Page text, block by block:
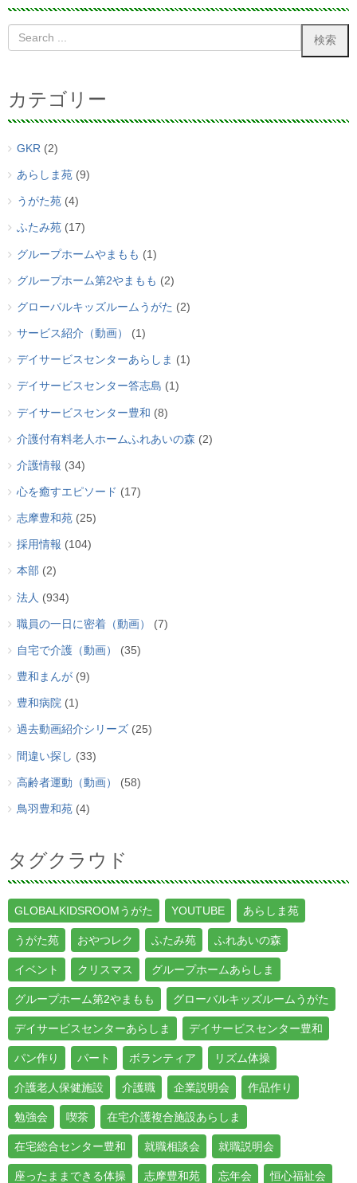
カテゴリー
GKR (2)
あらしま苑 (9)
うがた苑 (4)
ふたみ苑 (17)
グループホームやまもも (1)
グループホーム第2やまもも (2)
グローバルキッズルームうがた (2)
サービス紹介（動画） (1)
デイサービスセンターあらしま (1)
デイサービスセンター答志島 (1)
デイサービスセンター豊和 (8)
介護付有料老人ホームふれあいの森 (2)
介護情報 (34)
心を癒すエピソード (17)
志摩豊和苑 (25)
採用情報 (104)
本部 (2)
法人 (934)
職員の一日に密着（動画） (7)
自宅で介護（動画） (35)
豊和まんが (9)
豊和病院 (1)
過去動画紹介シリーズ (25)
間違い探し (33)
高齢者運動（動画） (58)
鳥羽豊和苑 (4)
タグクラウド
GLOBALKIDSROOMうがた YOUTUBE あらしま苑
うがた苑 おやつレク ふたみ苑 ふれあいの森
イベント クリスマス グループホームあらしま
グループホーム第2やまもも グローバルキッズルームうがた
デイサービスセンターあらしま デイサービスセンター豊和
パン作り パート ボランティア リズム体操
介護老人保健施設 介護職 企業説明会 作品作り
勉強会 喫茶 在宅介護複合施設あらしま
在宅総合センター豊和 就職相談会 就職説明会
座ったままできる体操 志摩豊和苑 忘年会 恒心福祉会